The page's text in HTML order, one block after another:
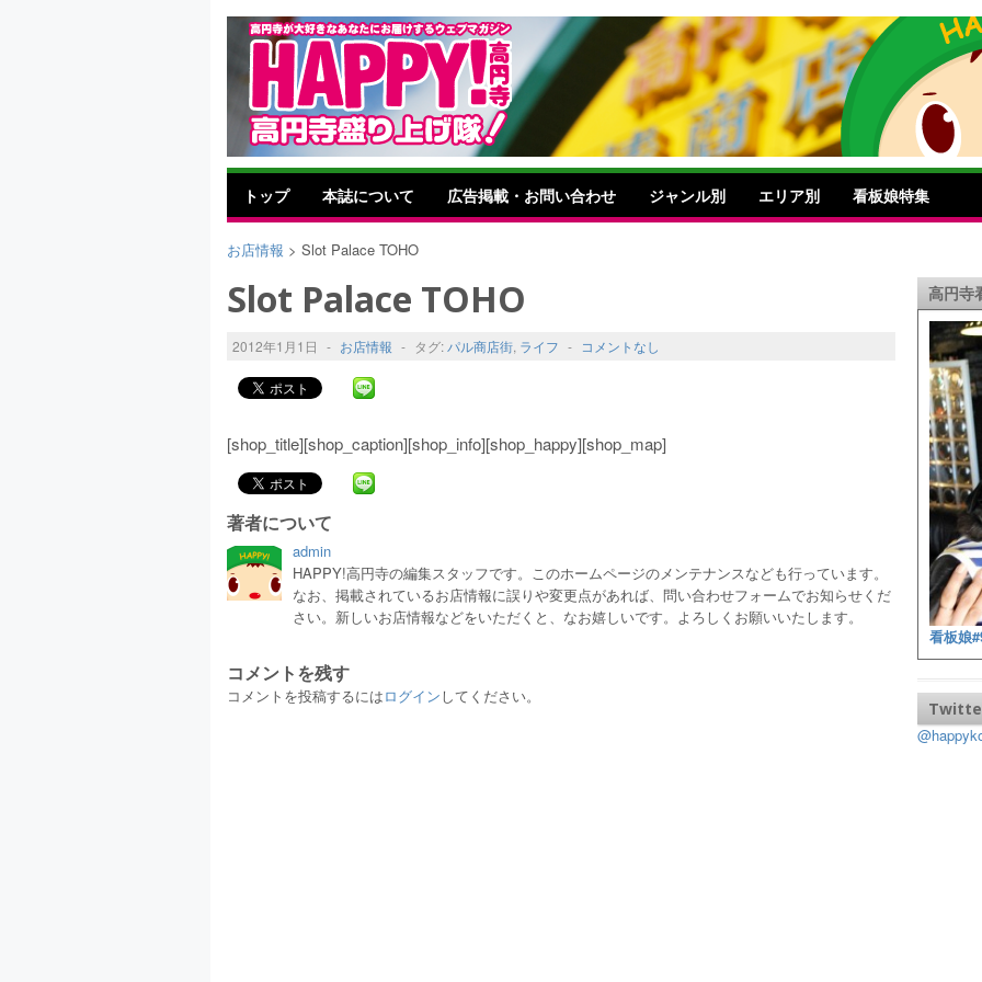
トップ 本誌について 広告掲載・お問い合わせ ジャンル別 エリア別 看板娘特集
お店情報 > Slot Palace TOHO
Slot Palace TOHO
2012年1月1日 - お店情報 - タグ: パル商店街, ライフ - コメントなし
[shop_title][shop_caption][shop_info][shop_happy][shop_map]
著者について
admin
HAPPY!高円寺の編集スタッフです。このホームページのメンテナンスなども行っています。
なお、掲載されているお店情報に誤りや変更点があれば、問い合わせフォームでお知らせくだ
さい。新しいお店情報などをいただくと、なお嬉しいです。よろしくお願いいたします。
コメントを残す
コメントを投稿するにはログインしてください。
高円寺
看板娘